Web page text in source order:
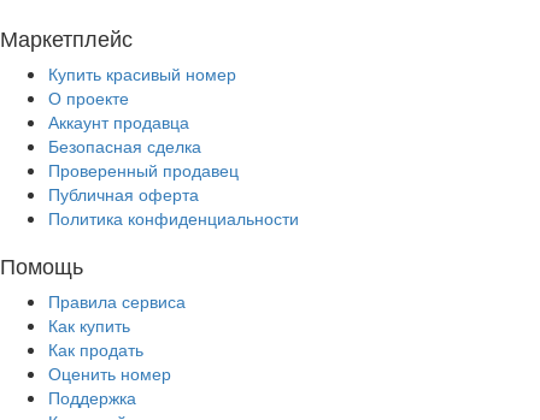
Маркетплейс
Купить красивый номер
О проекте
Аккаунт продавца
Безопасная сделка
Проверенный продавец
Публичная оферта
Политика конфиденциальности
Помощь
Правила сервиса
Как купить
Как продать
Оценить номер
Поддержка